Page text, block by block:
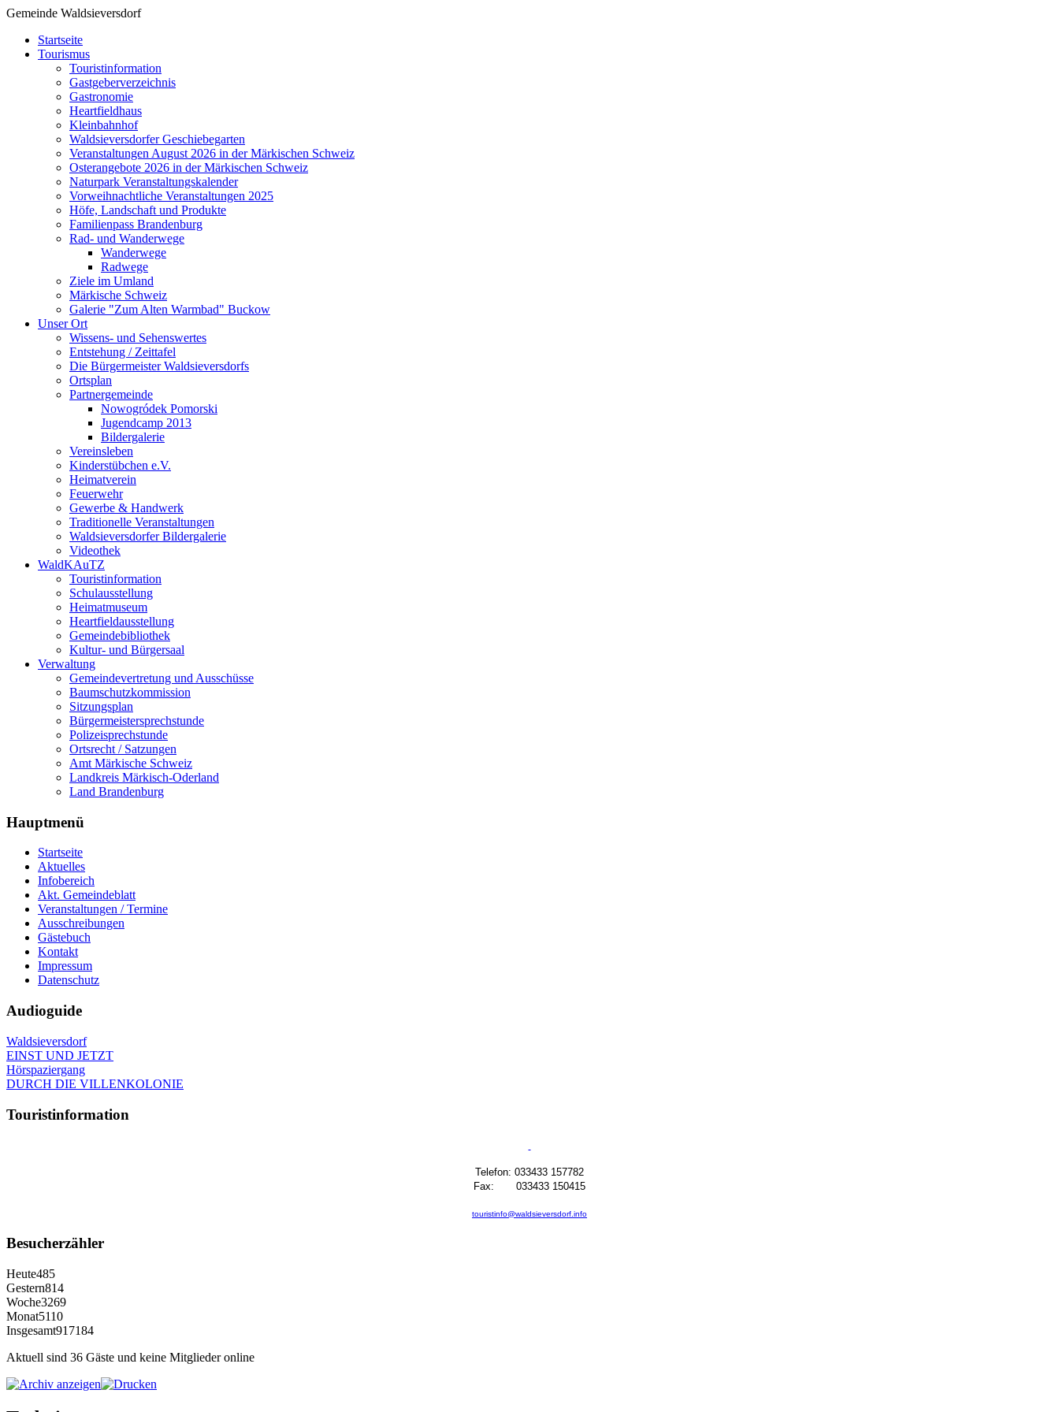
Gemeinde Waldsieversdorf
Startseite
Tourismus
Touristinformation
Gastgeberverzeichnis
Gastronomie
Heartfieldhaus
Kleinbahnhof
Waldsieversdorfer Geschiebegarten
Veranstaltungen August 2026 in der Märkischen Schweiz
Osterangebote 2026 in der Märkischen Schweiz
Naturpark Veranstaltungskalender
Vorweihnachtliche Veranstaltungen 2025
Höfe, Landschaft und Produkte
Familienpass Brandenburg
Rad- und Wanderwege
Wanderwege
Radwege
Ziele im Umland
Märkische Schweiz
Galerie "Zum Alten Warmbad" Buckow
Unser Ort
Wissens- und Sehenswertes
Entstehung / Zeittafel
Die Bürgermeister Waldsieversdorfs
Ortsplan
Partnergemeinde
Nowogródek Pomorski
Jugendcamp 2013
Bildergalerie
Vereinsleben
Kinderstübchen e.V.
Heimatverein
Feuerwehr
Gewerbe & Handwerk
Traditionelle Veranstaltungen
Waldsieversdorfer Bildergalerie
Videothek
WaldKAuTZ
Touristinformation
Schulausstellung
Heimatmuseum
Heartfieldausstellung
Gemeindebibliothek
Kultur- und Bürgersaal
Verwaltung
Gemeindevertretung und Ausschüsse
Baumschutzkommission
Sitzungsplan
Bürgermeistersprechstunde
Polizeisprechstunde
Ortsrecht / Satzungen
Amt Märkische Schweiz
Landkreis Märkisch-Oderland
Land Brandenburg
Hauptmenü
Startseite
Aktuelles
Infobereich
Akt. Gemeindeblatt
Veranstaltungen / Termine
Ausschreibungen
Gästebuch
Kontakt
Impressum
Datenschutz
Audioguide
Waldsieversdorf
EINST UND JETZT
Hörspaziergang
DURCH DIE VILLENKOLONIE
Touristinformation
Telefon: 033433 157782
Fax: 033433 150415
touristinfo@waldsieversdorf.info
Besucherzähler
Heute485
Gestern814
Woche3269
Monat5110
Insgesamt917184
Aktuell sind 36 Gäste und keine Mitglieder online